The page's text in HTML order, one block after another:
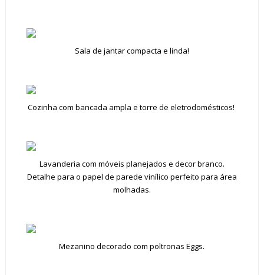
Sala de jantar compacta e linda!
Cozinha com bancada ampla e torre de eletrodomésticos!
Lavanderia com móveis planejados e decor branco.
Detalhe para o papel de parede vinílico perfeito para área
molhadas.
Mezanino decorado com poltronas Eggs.